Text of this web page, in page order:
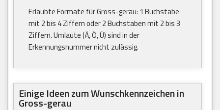
Erlaubte Formate für Gross-gerau: 1 Buchstabe
mit 2 bis 4 Ziffern oder 2 Buchstaben mit 2 bis 3
Ziffern. Umlaute (Ä, Ö, Ü) sind in der
Erkennungsnummer nicht zulässig.
Einige Ideen zum Wunschkennzeichen in
Gross-gerau